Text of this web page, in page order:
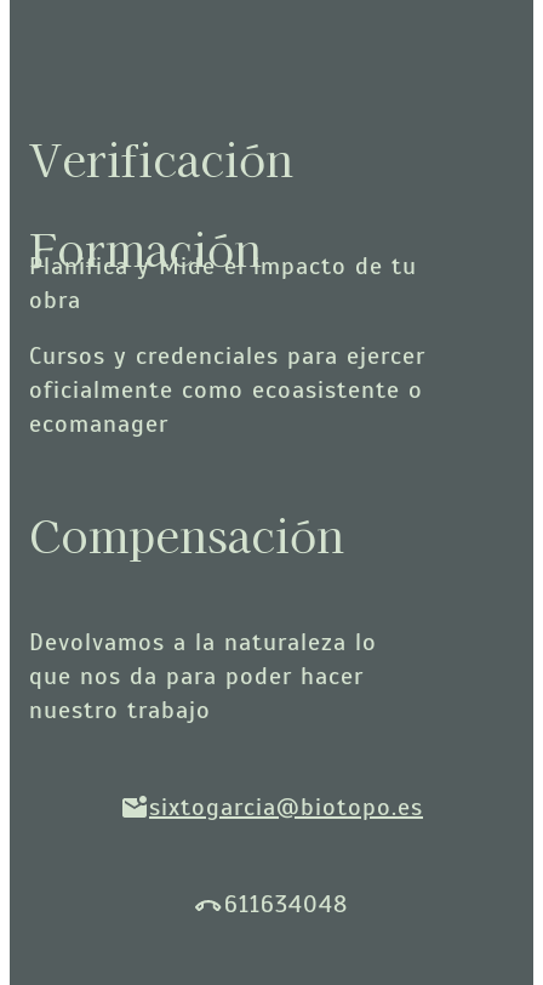
Verificación
Planifica y Mide el impacto de tu
obra
Formación
Cursos y credenciales para ejercer
oficialmente como ecoasistente o
ecomanager
Compensación
Devolvamos a la naturaleza lo
que nos da para poder hacer
nuestro trabajo
sixtogarcia@biotopo.es
611634048